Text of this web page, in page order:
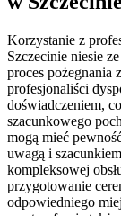
Korzystanie z
Szczecinie niesie
proces pożegnania
profesjonaliści
doświadczeniem,
szacunkowego
mogą mieć
uwagą i
kompleksowej
przygotowanie
odpowiedniego